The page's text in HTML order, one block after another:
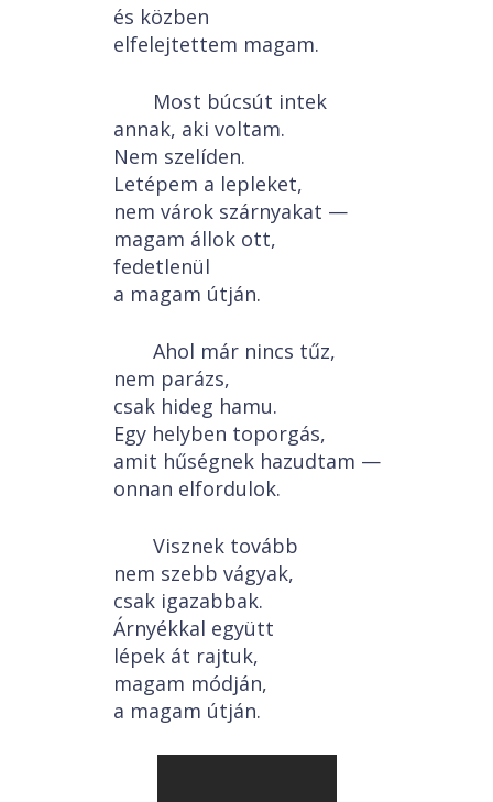
és közben
elfelejtettem magam.
Most búcsút intek
annak, aki voltam.
Nem szelíden.
Letépem a lepleket,
nem várok szárnyakat —
magam állok ott,
fedetlenül
a magam útján.
Ahol már nincs tűz,
nem parázs,
csak hideg hamu.
Egy helyben toporgás,
amit hűségnek hazudtam —
onnan elfordulok.
Visznek tovább
nem szebb vágyak,
csak igazabbak.
Árnyékkal együtt
lépek át rajtuk,
magam módján,
a magam útján.